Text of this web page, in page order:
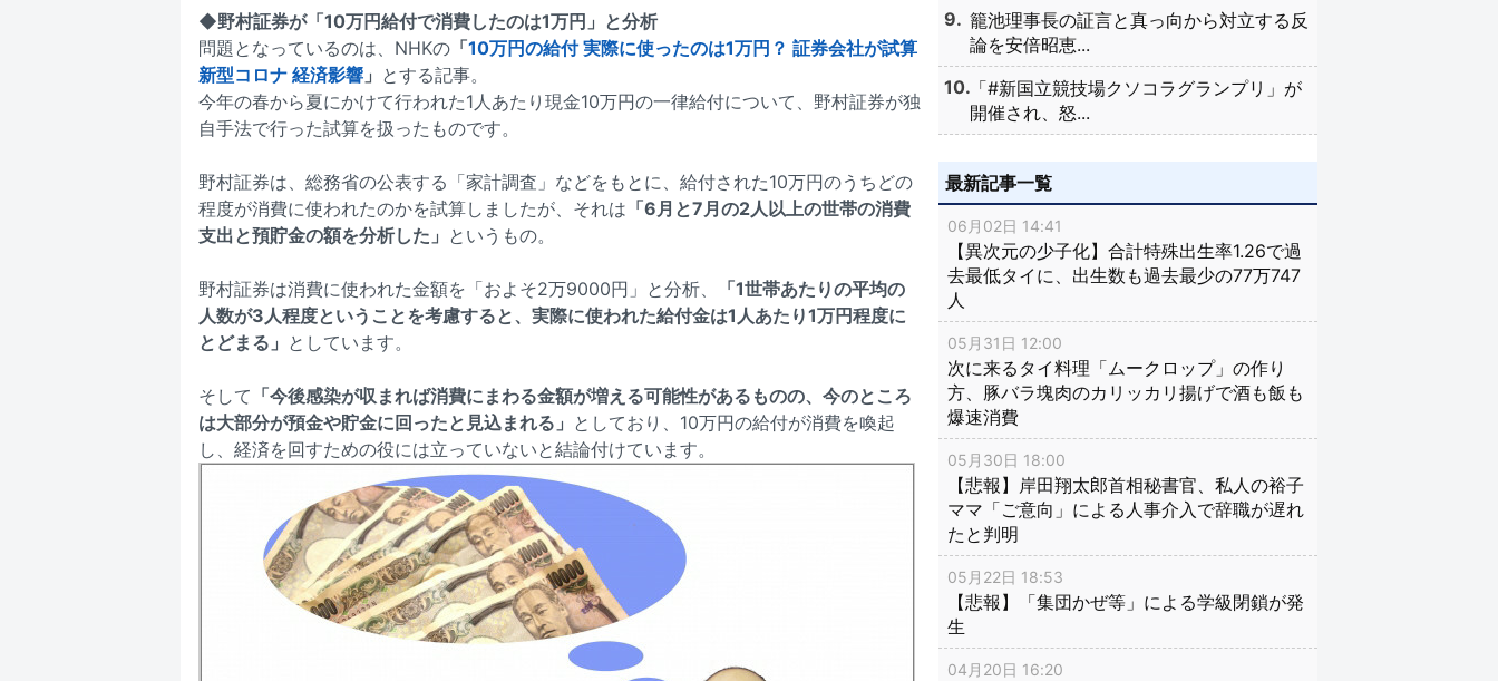
◆野村証券が「10万円給付で消費したのは1万円」と分析
問題となっているのは、NHKの 「10万円の給付 実際に使ったのは1万円？ 証券会社が試算
新型コロナ 経済影響 」 とする記事。
今年の春から夏にかけて行われた1人あたり現金10万円の一律給付について、野村証券が独
自手法で行った試算を扱ったものです。
野村証券は、総務省の公表する「家計調査」などをもとに、給付された10万円のうちどの
程度が消費に使われたのかを試算しましたが、それは 「6月と7月の2人以上の世帯の消費
支出と預貯金の額を分析した」 というもの。
野村証券は消費に使われた金額を「およそ2万9000円」と分析、
「1世帯あたりの平均の
人数が3人程度ということを考慮すると、実際に使われた給付金は1人あたり1万円程度に
とどまる」 としています。
そして 「今後感染が収まれば消費にまわる金額が増える可能性があるものの、今のところ
は大部分が預金や貯金に回ったと見込まれる」 としており、10万円の給付が消費を喚起
し、経済を回すための役には立っていないと結論付けています。
籠池理事長の証言と真っ向から対立する反
論を安倍昭恵...
「#新国立競技場クソコラグランプリ」が
開催され、怒...
最新記事一覧
06月02日 14:41
【異次元の少子化】合計特殊出生率1.26で過
去最低タイに、出生数も過去最少の77万747
人
05月31日 12:00
次に来るタイ料理「ムークロップ」の作り
方、豚バラ塊肉のカリッカリ揚げで酒も飯も
爆速消費
05月30日 18:00
【悲報】岸田翔太郎首相秘書官、私人の裕子
ママ「ご意向」による人事介入で辞職が遅れ
たと判明
05月22日 18:53
【悲報】「集団かぜ等」による学級閉鎖が発
生
04月20日 16:20